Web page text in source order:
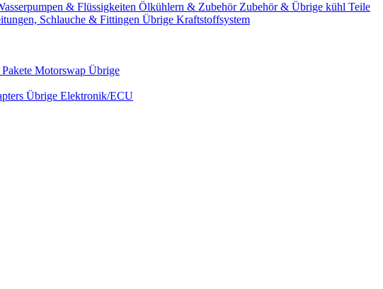
& Flüssigkeiten Ölkühlern & Zubehör Zubehör & Übrige kühl Teile
Schlauche & Fittingen Übrige Kraftstoffsystem
Motorswap Übrige
Übrige Elektronik/ECU